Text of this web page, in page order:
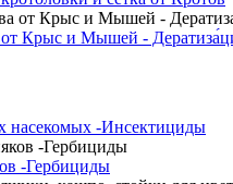
от Крыс и Мышей -
насекомых -Инсектициды
-Гербициды